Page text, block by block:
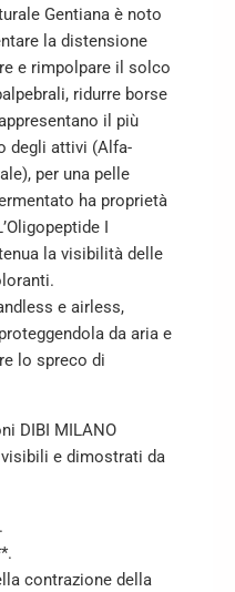
Gentiana è noto
la distensione
e rimpolpare il solco
ridurre borse
il più
degli attivi (Alfa-
per una pelle
ha proprietà
I
la visibilità delle
e airless,
da aria e
lo spreco di
DIBI MILANO
e dimostrati da
contrazione della